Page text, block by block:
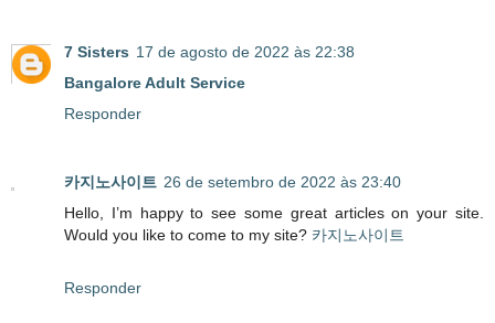
7 Sisters 17 de agosto de 2022 às 22:38
Bangalore Adult Service
Responder
카지노사이트 26 de setembro de 2022 às 23:40
Hello, I’m happy to see some great articles on your site.
Would you like to come to my site? 카지노사이트
Responder